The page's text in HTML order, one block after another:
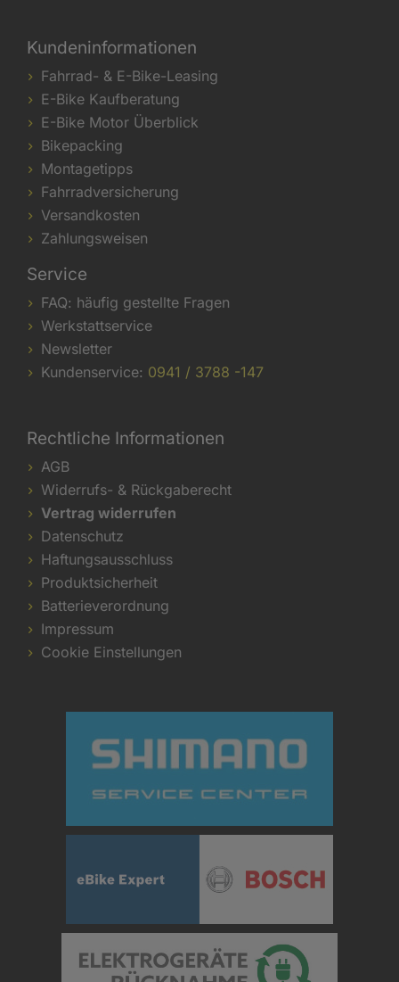
Kundeninformationen
Fahrrad- & E-Bike-Leasing
E-Bike Kaufberatung
E-Bike Motor Überblick
Bikepacking
Montagetipps
Fahrradversicherung
Versandkosten
Zahlungsweisen
Service
FAQ: häufig gestellte Fragen
Werkstattservice
Newsletter
Kundenservice: 0941 / 3788 -147
Rechtliche Informationen
AGB
Widerrufs- & Rückgaberecht
Vertrag widerrufen
Datenschutz
Haftungsausschluss
Produktsicherheit
Batterieverordnung
Impressum
Cookie Einstellungen